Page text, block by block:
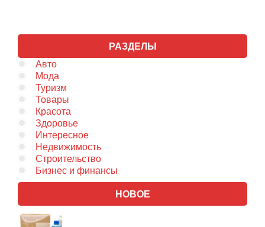
РАЗДЕЛЫ
Авто
Мода
Туризм
Товары
Красота
Здоровье
Интересное
Недвижимость
Строительство
Бизнес и финансы
НОВОЕ